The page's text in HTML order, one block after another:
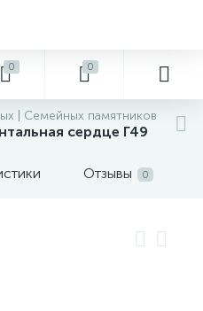
0 0
| Семейных памятников
сердце Г49
Отзывы 0